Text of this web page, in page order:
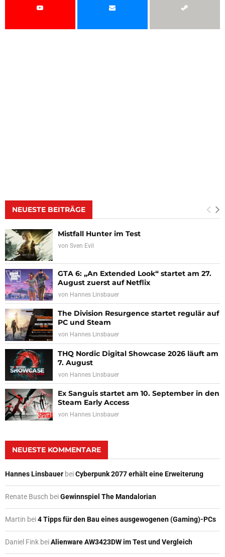
NEUESTE BEITRÄGE
Mistfall Hunter im Test
von Sven Evil
GTA 6: „An Extended Look“ startet am 27.
August zuerst auf Netflix
von Hannes Linsbauer
The Division Resurgence startet regulär auf
PC und Steam
von Hannes Linsbauer
THQ Nordic Digital Showcase 2026 läuft am
7. August
von Hannes Linsbauer
Ex Sanguis startet am 10. September in den
Steam Early Access
von Hannes Linsbauer
NEUESTE KOMMENTARE
Hannes Linsbauer beiCyberpunk 2077 erhält eine Erweiterung
Renate Busch beiGewinnspiel The Mandalorian
Martin bei4 Tipps für den Bau eines ausgewogenen (Gaming)-PCs
Daniel Fink beiAlienware AW3423DW im Test und Vergleich